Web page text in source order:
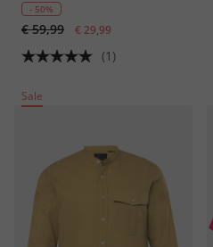
print all-over, Cubaanse
kraag, tot 8XL
- 50%
€ 59,99 € 29,99
(1)
Sale